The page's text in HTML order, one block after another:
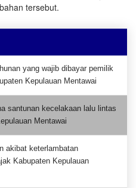
tersebut.
yang wajib dibayar pemilik
Kepulauan Mentawai
santunan kecelakaan lalu lintas
Mentawai
akibat keterlambatan
Kabupaten Kepulauan